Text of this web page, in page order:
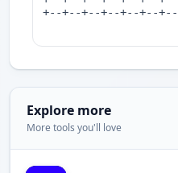
Explore more
More tools you'll love